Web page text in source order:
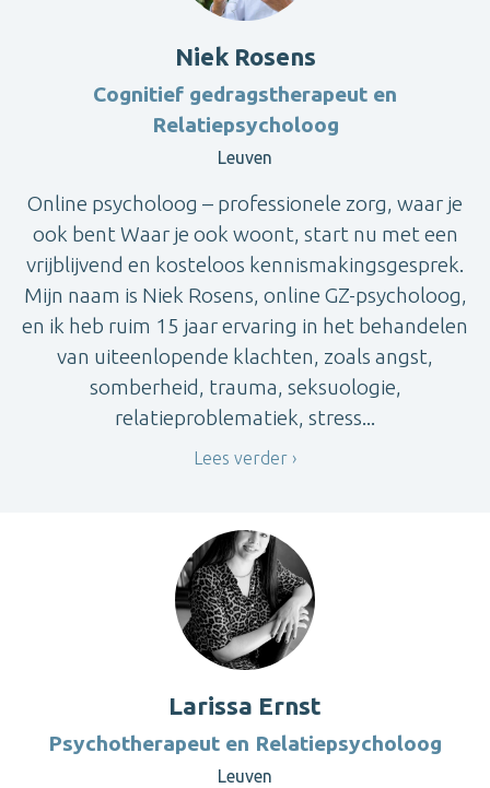
Niek Rosens
Cognitief gedragstherapeut en
Relatiepsycholoog
Leuven
Online psycholoog – professionele zorg, waar je
ook bent Waar je ook woont, start nu met een
vrijblijvend en kosteloos kennismakingsgesprek.
Mijn naam is Niek Rosens, online GZ-psycholoog,
en ik heb ruim 15 jaar ervaring in het behandelen
van uiteenlopende klachten, zoals angst,
somberheid, trauma, seksuologie,
relatieproblematiek, stress...
Lees verder
Larissa Ernst
Psychotherapeut en Relatiepsycholoog
Leuven